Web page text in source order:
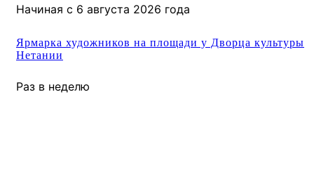
Начиная с 6 августа 2026 года
Ярмарка художников на площади у Дворца культуры
Нетании
Раз в неделю